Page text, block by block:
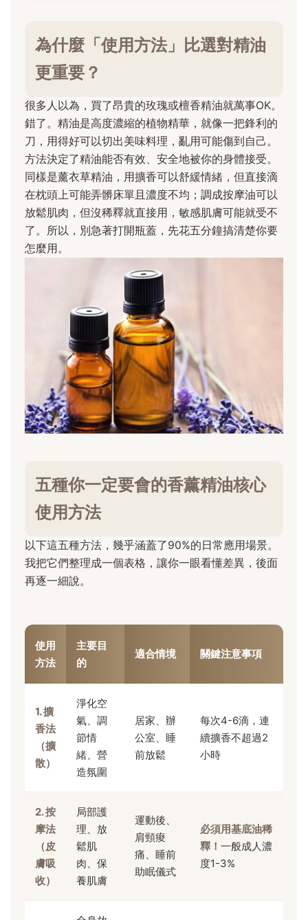
為什麼「使用方法」比選對精油
更重要？
很多人以為，買了昂貴的玫瑰或檀香精油就萬事OK。
錯了。精油是高度濃縮的植物精華，就像一把鋒利的
刀，用得好可以切出美味料理，亂用可能傷到自己。
方法決定了精油能否有效、安全地被你的身體接受。
同樣是薰衣草精油，用擴香可以舒緩情緒，但直接滴
在枕頭上可能弄髒床單且濃度不均；調成按摩油可以
放鬆肌肉，但沒稀釋就直接用，敏感肌膚可能就受不
了。所以，別急著打開瓶蓋，先花五分鐘搞清楚你要
怎麼用。
五種你一定要會的香薰精油核心
使用方法
以下這五種方法，幾乎涵蓋了90%的日常應用場景。
我把它們整理成一個表格，讓你一眼看懂差異，後面
再逐一細說。
使用
方法
主要目
的
適合情境 關鍵注意事項
1. 擴
香法
（擴
散）
淨化空
氣、調
節情
緒、營
造氛圍
居家、辦
公室、睡
前放鬆
每次4-6滴，連
續擴香不超過2
小時
2. 按
摩法
（皮
膚吸
收）
局部護
理、放
鬆肌
肉、保
養肌膚
運動後、
肩頸痠
痛、睡前
助眠儀式
必須用基底油稀
釋！ 一般成人濃
度1-3%